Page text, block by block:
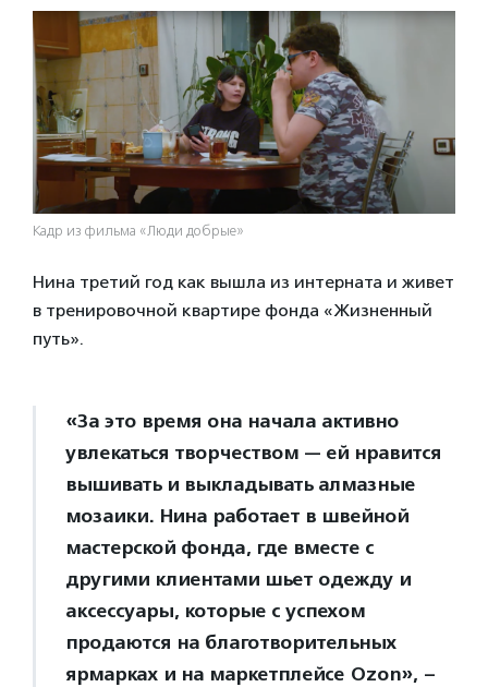
Кадр из фильма «Люди добрые»
Нина третий год как вышла из интерната и живет
в тренировочной квартире фонда «Жизненный
путь».
«За это время она начала активно
увлекаться творчеством — ей нравится
вышивать и выкладывать алмазные
мозаики. Нина работает в швейной
мастерской фонда, где вместе с
другими клиентами шьет одежду и
аксессуары, которые с успехом
продаются на благотворительных
ярмарках и на маркетплейсе Ozon», –